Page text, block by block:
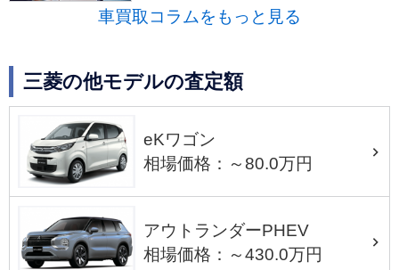
車買取コラムをもっと見る
三菱の他モデルの査定額
eKワゴン
相場価格：～80.0万円
アウトランダーPHEV
相場価格：～430.0万円